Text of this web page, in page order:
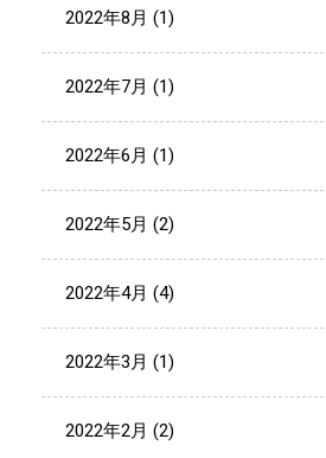
2022年8月 (1)
2022年7月 (1)
2022年6月 (1)
2022年5月 (2)
2022年4月 (4)
2022年3月 (1)
2022年2月 (2)